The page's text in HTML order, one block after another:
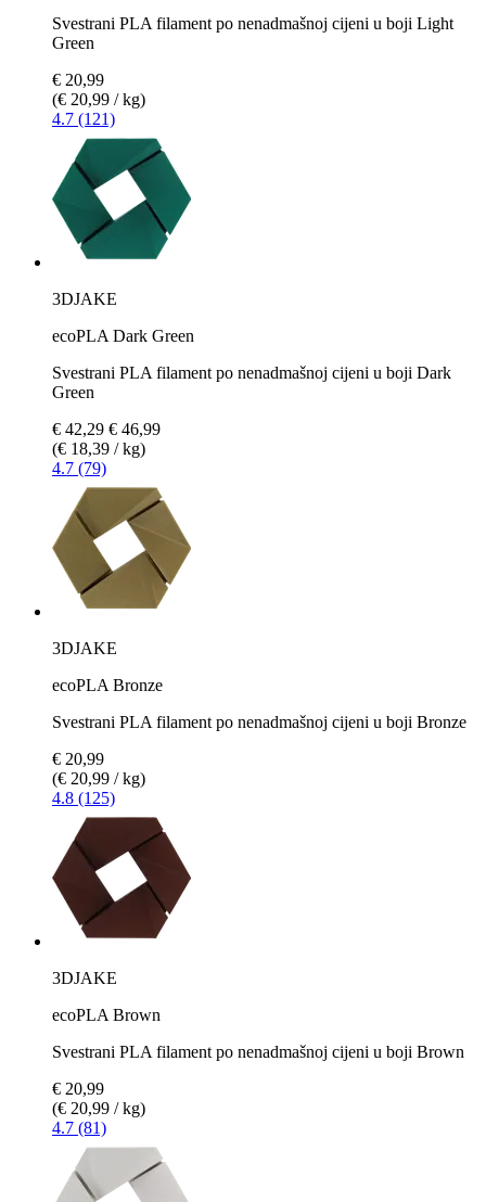
Svestrani PLA filament po nenadmašnoj cijeni u boji Light
Green
€ 20,99
(€ 20,99 / kg)
4.7 (121)
3DJAKE
ecoPLA Dark Green
Svestrani PLA filament po nenadmašnoj cijeni u boji Dark
Green
€ 42,29 € 46,99
(€ 18,39 / kg)
4.7 (79)
3DJAKE
ecoPLA Bronze
Svestrani PLA filament po nenadmašnoj cijeni u boji Bronze
€ 20,99
(€ 20,99 / kg)
4.8 (125)
3DJAKE
ecoPLA Brown
Svestrani PLA filament po nenadmašnoj cijeni u boji Brown
€ 20,99
(€ 20,99 / kg)
4.7 (81)